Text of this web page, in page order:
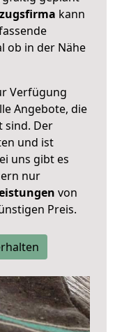
kann
ob in der Nähe
Verfügung
Angebote, die
sind. Der
und ist
uns gibt es
nur
von
Preis.